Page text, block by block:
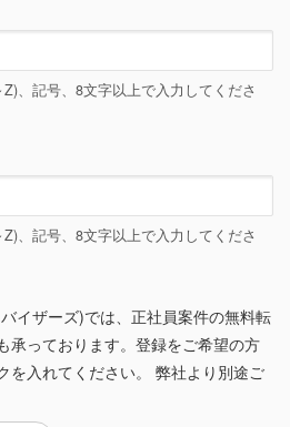
っかけに、会計業界に興味が湧き、
アルバイトなどあればぜひやってみた
、記号、8文字以上で入力してくださ
、記号、8文字以上で入力してくださ
イザーズ)では、正社員案件の無料転
承っております。登録をご希望の方
を入れてください。 弊社より別途ご